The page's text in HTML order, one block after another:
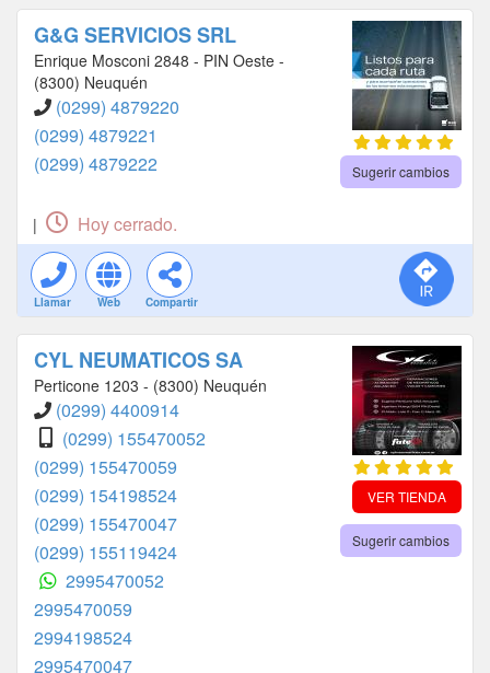
G&G SERVICIOS SRL
Enrique Mosconi 2848 - PIN Oeste -
(8300) Neuquén
(0299) 4879220
(0299) 4879221
(0299) 4879222
Sugerir cambios
| Hoy cerrado.
Llamar Web Compartir
CYL NEUMATICOS SA
Perticone 1203 - (8300) Neuquén
(0299) 4400914
(0299) 155470052
(0299) 155470059
(0299) 154198524
(0299) 155470047
(0299) 155119424
2995470052
2995470059
2994198524
2995470047
VER TIENDA
Sugerir cambios